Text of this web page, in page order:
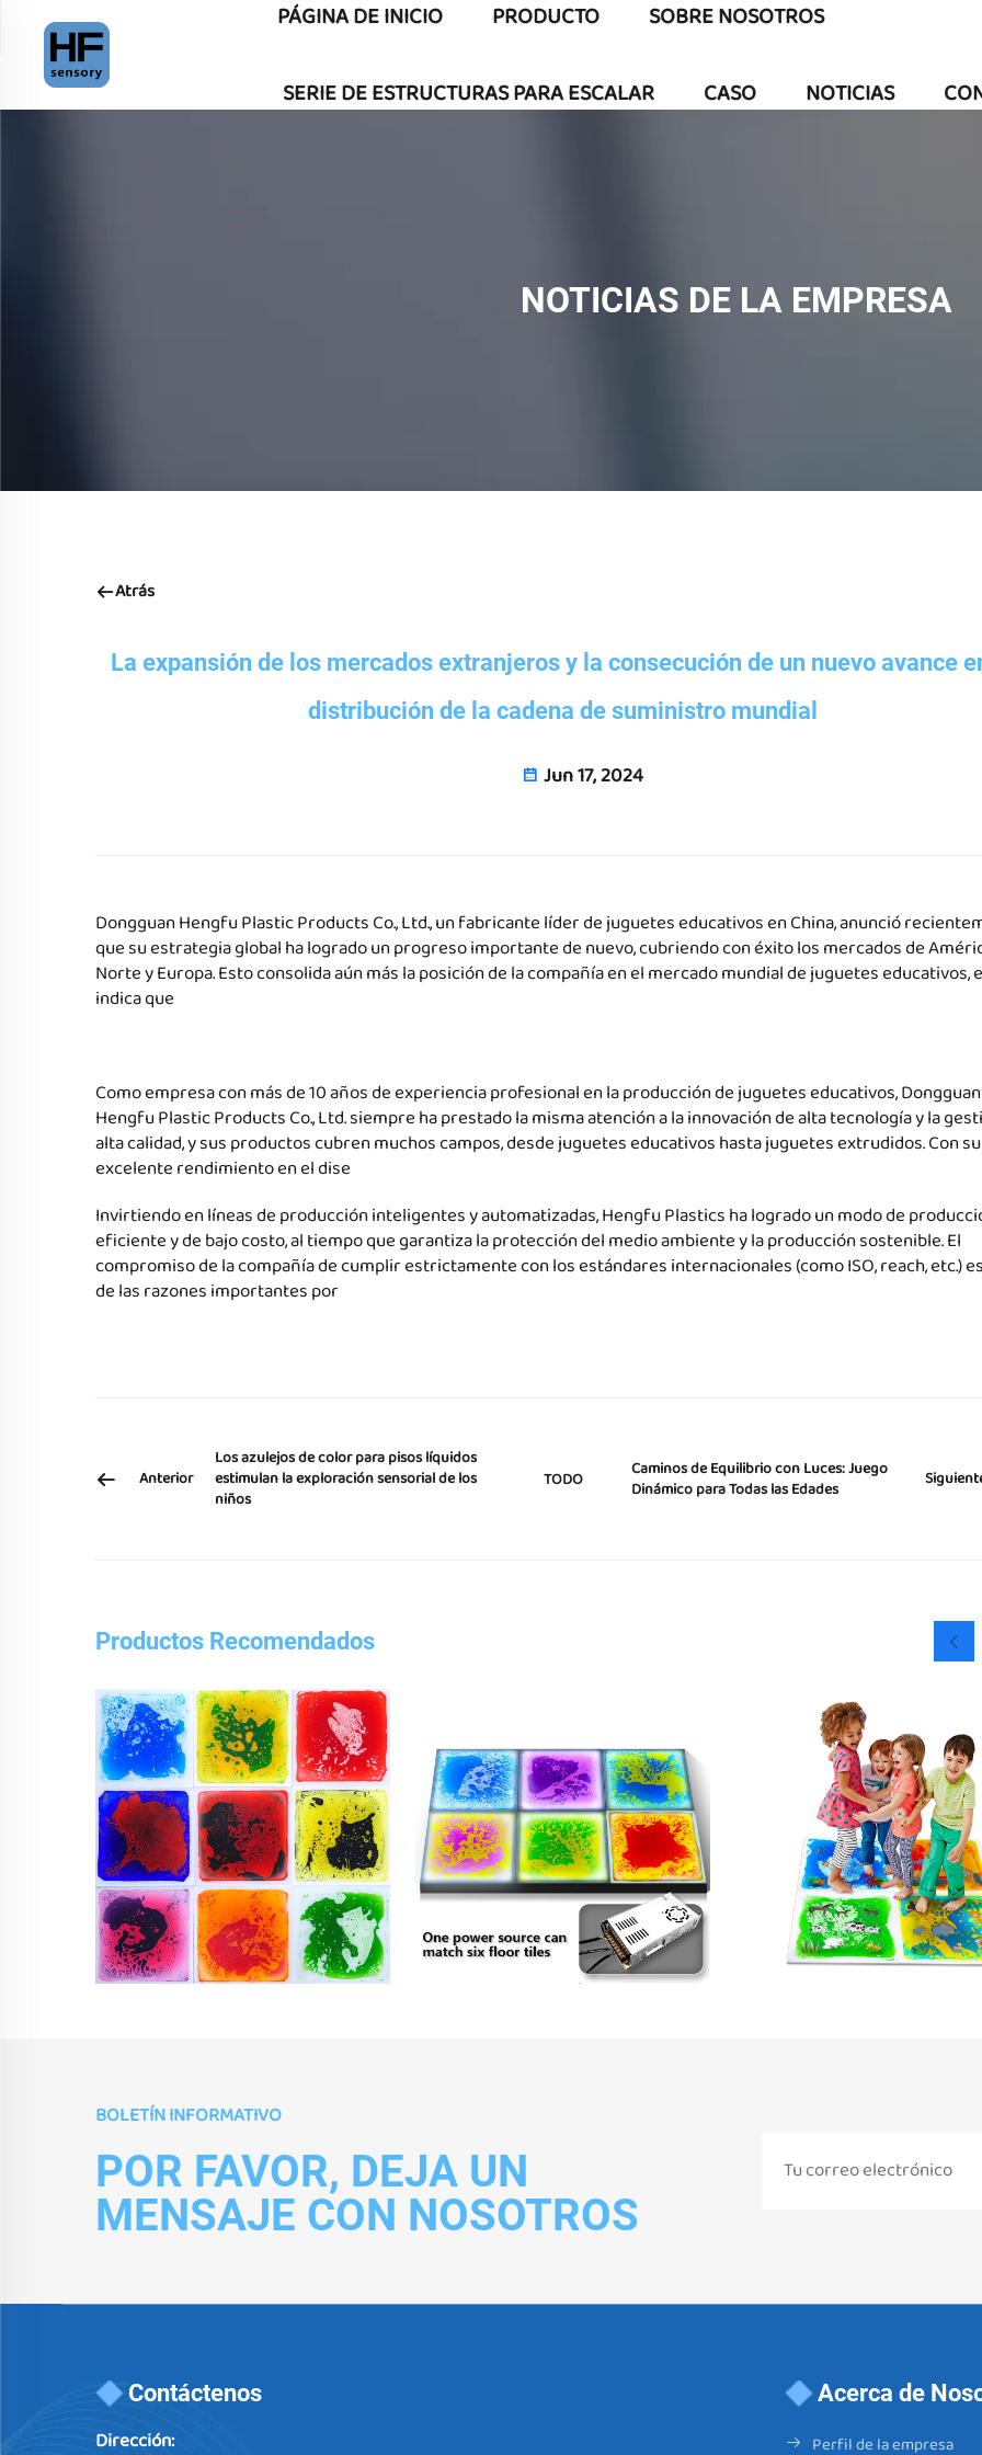
PÁGINA DE INICIO PRODUCTO SOBRE NOSOTROS
SERIE DE ESTRUCTURAS PARA ESCALAR CASO NOTICIAS
NOTICIAS DE LA EMPRESA
Atrás
La expansión de los mercados extranjeros y la consecución de un nuevo avance
distribución de la cadena de suministro mundial
Jun 17, 2024
Dongguan Hengfu Plastic Products Co., Ltd., un fabricante líder de juguetes educativos en China, anunció
que su estrategia global ha logrado un progreso importante de nuevo, cubriendo con éxito los mercados de
Norte y Europa. Esto consolida aún más la posición de la compañía en el mercado mundial de juguetes educativos, e
indica que
Como empresa con más de 10 años de experiencia profesional en la producción de juguetes educativos, Dongguan
Hengfu Plastic Products Co., Ltd. siempre ha prestado la misma atención a la innovación de alta tecnología y la
alta calidad, y sus productos cubren muchos campos, desde juguetes educativos hasta juguetes extrudidos. Con su
excelente rendimiento en el dise
Invirtiendo en líneas de producción inteligentes y automatizadas, Hengfu Plastics ha logrado un modo de
eficiente y de bajo costo, al tiempo que garantiza la protección del medio ambiente y la producción sostenible. El
compromiso de la compañía de cumplir estrictamente con los estándares internacionales (como ISO, reach, etc.)
de las razones importantes por
Anterior
Los azulejos de color para pisos líquidos
estimulan la exploración sensorial de los
niños
TODO
Caminos de Equilibrio con Luces: Juego
Dinámico para Todas las Edades
Productos Recomendados
BOLETÍN INFORMATIVO
POR FAVOR, DEJA UN
MENSAJE CON NOSOTROS
Contáctenos
Dirección:
Acerca de
Perfil de la empresa